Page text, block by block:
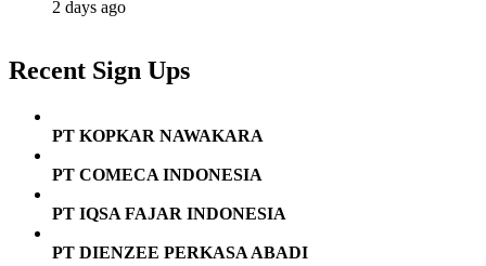
2 days ago
Recent Sign Ups
PT KOPKAR NAWAKARA
PT COMECA INDONESIA
PT IQSA FAJAR INDONESIA
PT DIENZEE PERKASA ABADI